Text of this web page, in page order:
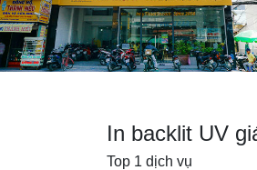
In backlit UV
Top 1 dịch vụ